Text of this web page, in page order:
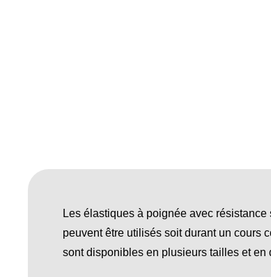
Les élastiques à poignée avec
peuvent être utilisés soit durant un cours
sont disponibles en plusieurs tailles et